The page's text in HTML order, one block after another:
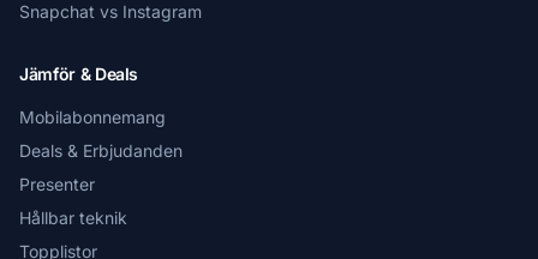
Snapchat vs Instagram
Jämför & Deals
Mobilabonnemang
Deals & Erbjudanden
Presenter
Hållbar teknik
Topplistor